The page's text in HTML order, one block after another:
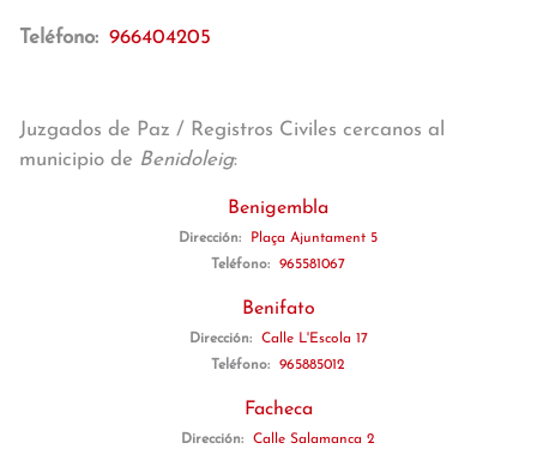
Teléfono: 966404205
Juzgados de Paz / Registros Civiles cercanos al
municipio de Benidoleig:
Benigembla
Dirección:
Plaça Ajuntament 5
Teléfono:
965581067
Benifato
Dirección:
Calle L'Escola 17
Teléfono:
965885012
Facheca
Dirección:
Calle Salamanca 2